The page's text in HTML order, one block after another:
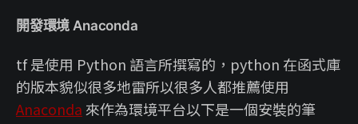
開發環境 Anaconda
tf 是使用 Python 語言所撰寫的，python 在函式庫
的版本貌似很多地雷所以很多人都推薦使用
Anaconda來作為環境平台以下是一個安裝的筆